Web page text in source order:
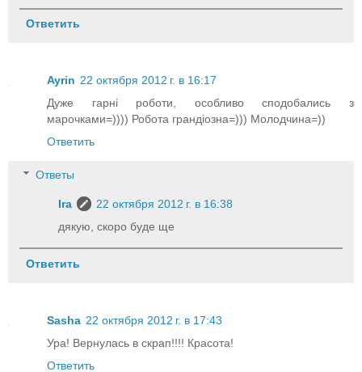
Ответить
Ayrin 22 октября 2012 г. в 16:17
Дуже гарні роботи, особливо сподобались з
марочками=)))) Робота грандіозна=))) Молодчина=))
Ответить
Ответы
Ira
22 октября 2012 г. в 16:38
дякую, скоро буде ще
Ответить
Sasha 22 октября 2012 г. в 17:43
Ура! Вернулась в скрап!!!! Красота!
Ответить